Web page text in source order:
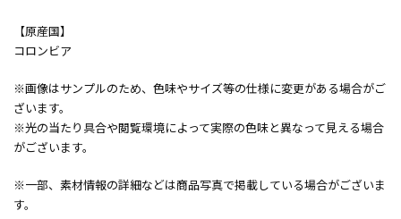
【原産国】
コロンビア
※画像はサンプルのため、色味やサイズ等の仕様に変更がある場合がご
ざいます。
※光の当たり具合や閲覧環境によって実際の色味と異なって見える場合
がございます。
※一部、素材情報の詳細などは商品写真で掲載している場合がございま
す。